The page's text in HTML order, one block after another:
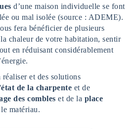
d’une maison individuelle se font
ou mal isolée (source : ADEME).
fera bénéficier de plusieurs
chaleur de votre habitation, sentir
en réduisant considérablement
et des solutions
de la charpente et de
des combles et de la place
matériau.